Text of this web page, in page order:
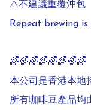
⚠️不建議重覆沖包
Repeat brewing
🌈🌈🌈🌈🌈🌈🌈🌈
本公司是香港本地
所有咖啡豆產品均